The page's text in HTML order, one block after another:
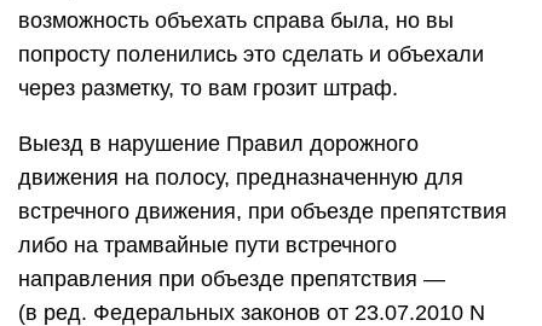
возможность объехать справа была, но вы
попросту поленились это сделать и объехали
через разметку, то вам грозит штраф.
Выезд в нарушение Правил дорожного
движения на полосу, предназначенную для
встречного движения, при объезде препятствия
либо на трамвайные пути встречного
направления при объезде препятствия —
(в ред. Федеральных законов от 23.07.2010 N